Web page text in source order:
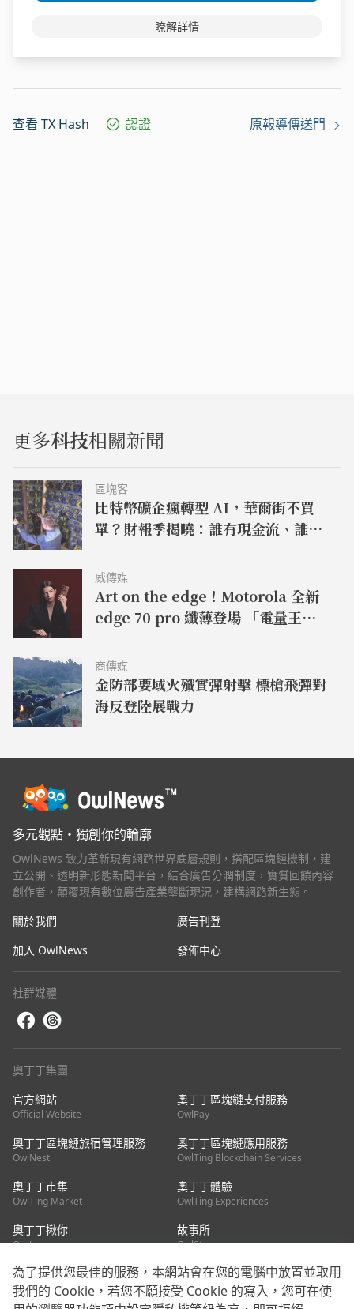
瞭解詳情
查看 TX Hash 認證 原報導傳送門
更多科技相關新聞
區塊客
比特幣礦企瘋轉型 AI，華爾街不買
單？財報季揭曉：誰有現金流、誰還
威傳媒
Art on the edge！Motorola 全新
edge 70 pro 纖薄登場 「電量王
同步亮相
商傳媒
金防部要域火殲實彈射擊 標槍飛彈對
海反登陸展戰力
多元觀點・獨創你的輪廓
OwlNews 致力革新現有網路世界底層規則，搭配區塊鏈機制，建
立公開、透明新形態新聞平台，結合廣告分潤制度，實質回饋內容
創作者，顛覆現有數位廣告產業壟斷現況，建構網路新生態。
關於我們
廣告刊登
加入 OwlNews
發佈中心
社群媒體
奧丁丁集團
官方網站
Official Website
奧丁丁區塊鏈支付服務
OwlPay
奧丁丁區塊鏈旅宿管理服務
OwlNest
奧丁丁區塊鏈應用服務
OwlTing Blockchain Services
奧丁丁市集
OwlTing Market
奧丁丁體驗
OwlTing Experiences
奧丁丁揪你
OwlJourney
故事所
OwlStay
聯絡我們
為了提供您最佳的服務，本網站會在您的電腦中放置並取用
我們的 Cookie，若您不願接受 Cookie 的寫入，您可在使